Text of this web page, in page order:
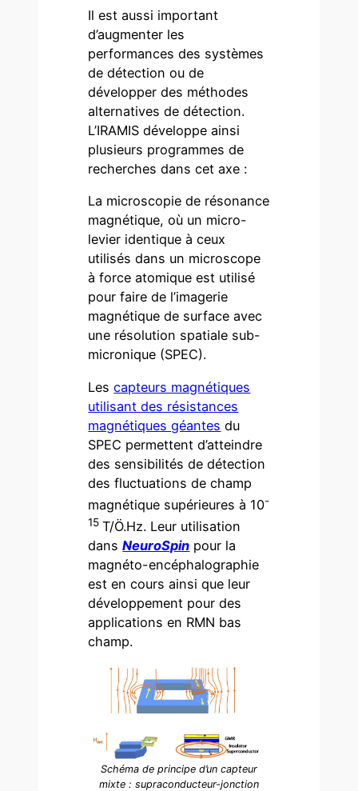
Il est aussi important
d’augmenter les
performances des systèmes
de détection ou de
développer des méthodes
alternatives de détection.
L’IRAMIS développe ainsi
plusieurs programmes de
recherches dans cet axe :
La microscopie de résonance
magnétique, où un micro-
levier identique à ceux
utilisés dans un microscope
à force atomique est utilisé
pour faire de l’imagerie
magnétique de surface avec
une résolution spatiale sub-
micronique (SPEC).
Lescapteurs magnétiques
utilisant des résistances
magnétiques géantes du
SPEC permettent d’atteindre
des sensibilités de détection
des fluctuations de champ
magnétique supérieures à 10-
15T/Ö.Hz. Leur utilisation
dansNeuroSpin pour la
magnéto-encéphalographie
est en cours ainsi que leur
développement pour des
applications en RMN bas
champ.
Schéma de principe d’un capteur
mixte : supraconducteur-jonction